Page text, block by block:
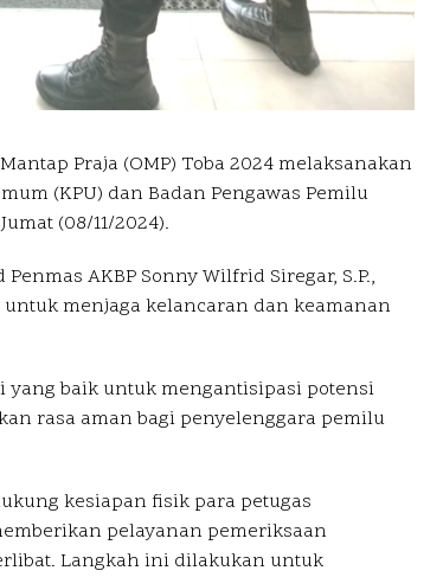
Praja (OMP) Toba 2024 melaksanakan
(KPU) dan Badan Pengawas Pemilu
(08/11/2024).
AKBP Sonny Wilfrid Siregar, S.P.,
menjaga kelancaran dan keamanan
yang baik untuk mengantisipasi potensi
rasa aman bagi penyelenggara pemilu
kesiapan fisik para petugas
pelayanan pemeriksaan
Langkah ini dilakukan untuk